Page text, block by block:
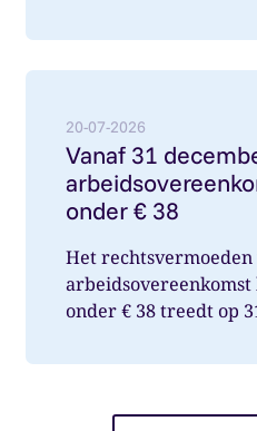
20-07-2026
Vanaf 31
onder € 38
Het rechtsvermoeden
onder € 38 treedt op